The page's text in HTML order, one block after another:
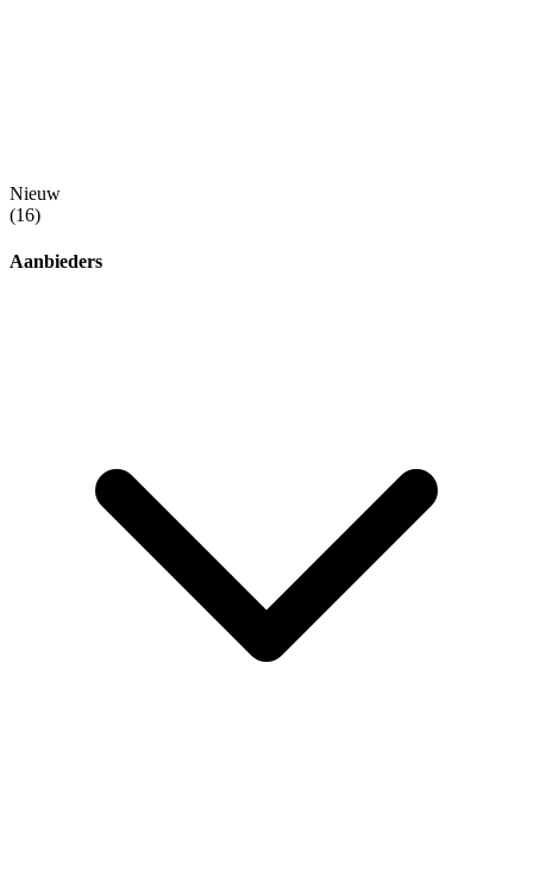
Nieuw
(16)
Aanbieders